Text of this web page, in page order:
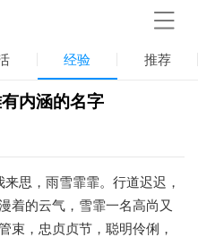
经验 推荐
内涵的名字
思，雨雪霏霏。行道迟迟，
着的云气，雪霏一名高尚又
束，忠贞贞节，聪明伶俐，